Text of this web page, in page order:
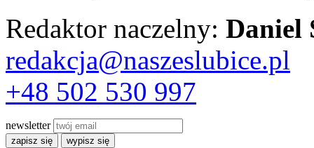
Redaktor naczelny: Daniel
redakcja@naszeslubice.pl
+48 502 530 997
newsletter
zapisz się wypisz się